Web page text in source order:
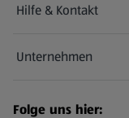
Hilfe & Kontakt
(öffnet in einem
Unternehmen
Folge uns hier: